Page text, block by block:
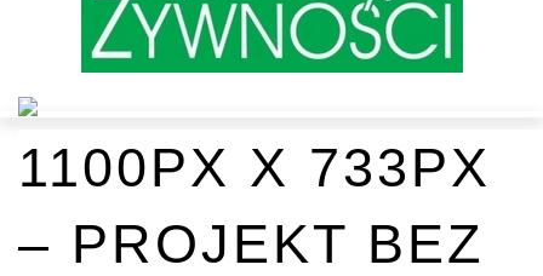
1100PX X 733PX
– PROJEKT BEZ